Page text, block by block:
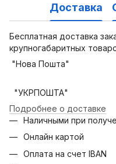
Доставка
Бесплатная доставка
крупногабаритных
"Нова Пошта"
"УКРПОШТА"
Подробнее о доставке
Наличными при
Онлайн картой
Оплата на счет IBAN